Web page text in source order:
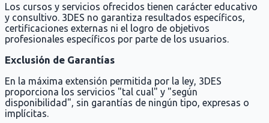
Los cursos y servicios ofrecidos tienen carácter educativo
y consultivo. 3DES no garantiza resultados específicos,
certificaciones externas ni el logro de objetivos
profesionales específicos por parte de los usuarios.
Exclusión de Garantías
En la máxima extensión permitida por la ley, 3DES
proporciona los servicios "tal cual" y "según
disponibilidad", sin garantías de ningún tipo, expresas o
implícitas.